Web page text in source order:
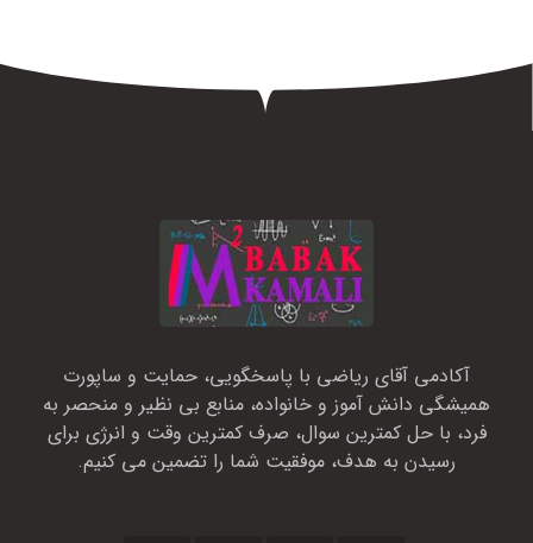
آکادمی آقای ریاضی با پاسخگویی، حمایت و ساپورت
همیشگی دانش آموز و خانواده، منابع بی نظیر و منحصر به
فرد، با حل کمترین سوال، صرف کمترین وقت و انرژی برای
رسیدن به هدف، موفقیت شما را تضمین می کنیم.